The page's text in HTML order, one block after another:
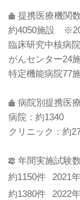
提携医療機関数
約4050施設
臨床研究中核病
がんセンター24
特定機能病院77
病院別提携医
病院：約1340
クリニック：約
年間実施試験数
約1150件
2021年
約1380件
2022年